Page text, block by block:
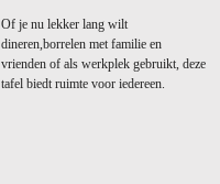
Of je nu lekker lang wilt
dineren,borrelen met familie en
vrienden of als werkplek gebruikt, deze
tafel biedt ruimte voor iedereen.